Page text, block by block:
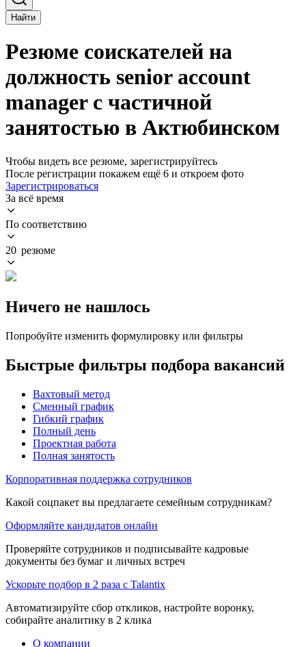
Найти
Резюме соискателей на
должность senior account
manager с частичной
занятостью в Актюбинском
Чтобы видеть все резюме, зарегистрируйтесь
После регистрации покажем ещё 6 и откроем фото
Зарегистрироваться
За всё время
По соответствию
20 резюме
Ничего не нашлось
Попробуйте изменить формулировку или фильтры
Быстрые фильтры подбора вакансий
Вахтовый метод
Сменный график
Гибкий график
Полный день
Проектная работа
Полная занятость
Корпоративная поддержка сотрудников
Какой соцпакет вы предлагаете семейным сотрудникам?
Оформляйте кандидатов онлайн
Проверяйте сотрудников и подписывайте кадровые
документы без бумаг и личных встреч
Ускорьте подбор в 2 раза с Talantix
Автоматизируйте сбор откликов, настройте воронку,
собирайте аналитику в 2 клика
О компании